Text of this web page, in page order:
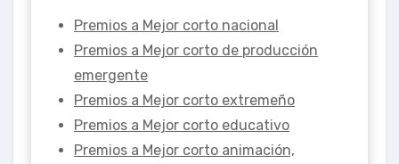
Premios a Mejor corto nacional
Premios a Mejor corto de producción
emergente
Premios a Mejor corto extremeño
Premios a Mejor corto educativo
Premios a Mejor corto animación,